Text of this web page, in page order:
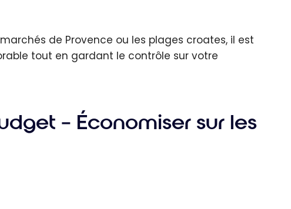
de Provence ou les plages croates, il est
tout en gardant le contrôle sur votre
– Économiser sur les